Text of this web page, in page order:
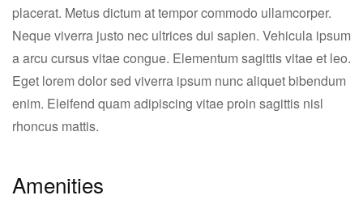
placerat. Metus dictum at tempor commodo ullamcorper.
Neque viverra justo nec ultrices dui sapien. Vehicula ipsum
a arcu cursus vitae congue. Elementum sagittis vitae et leo.
Eget lorem dolor sed viverra ipsum nunc aliquet bibendum
enim. Eleifend quam adipiscing vitae proin sagittis nisl
rhoncus mattis.
Amenities